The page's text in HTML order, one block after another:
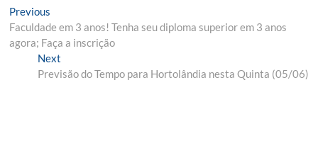
Navegação
de
Post
Previous
post:
Faculdade em 3 anos! Tenha seu diploma superior em 3 anos
agora; Faça a inscrição
NextNext
post:
Previsão do Tempo para Hortolândia nesta Quinta (05/06)